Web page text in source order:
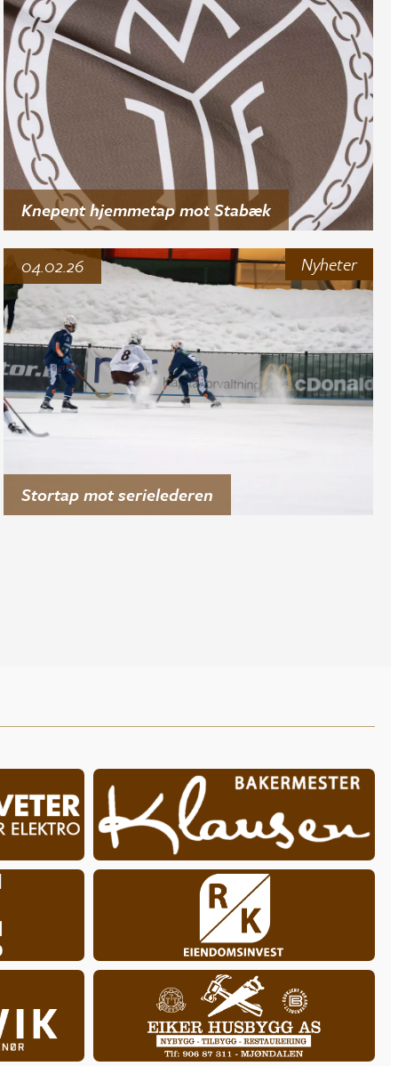
Knepent hjemmetap mot Stabæk
Nyheter
Stortap mot serielederen
04.02.26